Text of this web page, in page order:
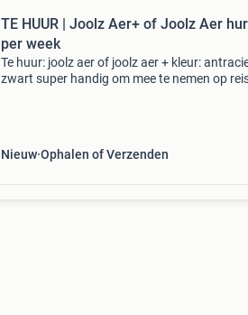
TE HUUR | Joolz Aer+ of Joolz Aer
per week
Te huur: joolz aer of joolz aer + kleur:
zwart super handig om mee te nemen op
Nieuw Ophalen of Verzenden